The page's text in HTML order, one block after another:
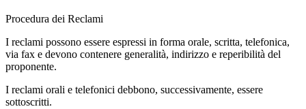
Procedura dei Reclami
I reclami possono essere espressi in forma orale, scritta, telefonica,
via fax e devono contenere generalità, indirizzo e reperibilità del
proponente.
I reclami orali e telefonici debbono, successivamente, essere
sottoscritti.